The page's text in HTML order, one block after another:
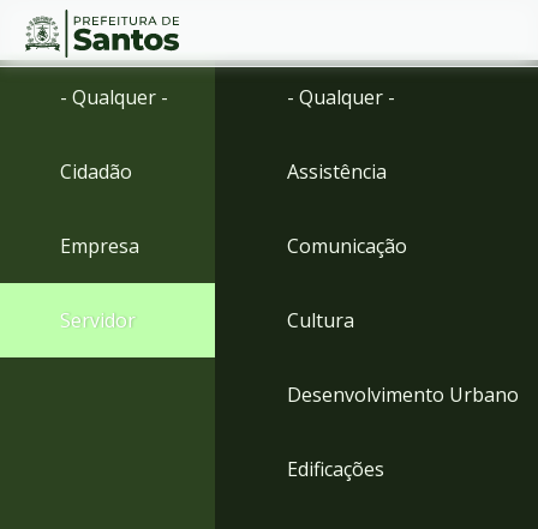
Ir
menu
para
Conteúdo
- Qualquer -
Cidadão
Empresa
Servidor
- Qualquer -
Assistência
Comunicação
Cultura
Desenvolvimento Urbano
Edificações